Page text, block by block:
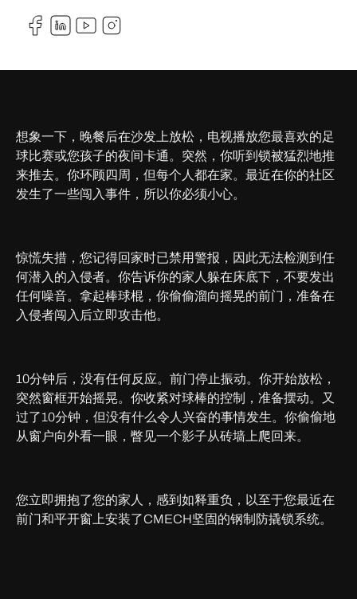
想象一下，晚餐后在沙发上放松，电视播放您最喜欢的足
球比赛或您孩子的夜间卡通。突然，你听到锁被猛烈地推
来推去。你环顾四周，但每个人都在家。最近在你的社区
发生了一些闯入事件，所以你必须小心。
惊慌失措，您记得回家时已禁用警报，因此无法检测到任
何潜入的入侵者。你告诉你的家人躲在床底下，不要发出
任何噪音。拿起棒球棍，你偷偷溜向摇晃的前门，准备在
入侵者闯入后立即攻击他。
10分钟后，没有任何反应。前门停止振动。你开始放松，
突然窗框开始摇晃。你收紧对球棒的控制，准备摆动。又
过了10分钟，但没有什么令人兴奋的事情发生。你偷偷地
从窗户向外看一眼，瞥见一个影子从砖墙上爬回来。
您立即拥抱了您的家人，感到如释重负，以至于您最近在
前门和平开窗上安装了CMECH坚固的钢制防撬锁系统。